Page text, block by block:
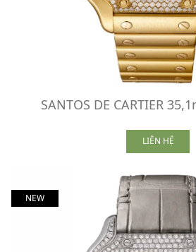
SANTOS DE CARTIER
LIÊN HỆ
NEW